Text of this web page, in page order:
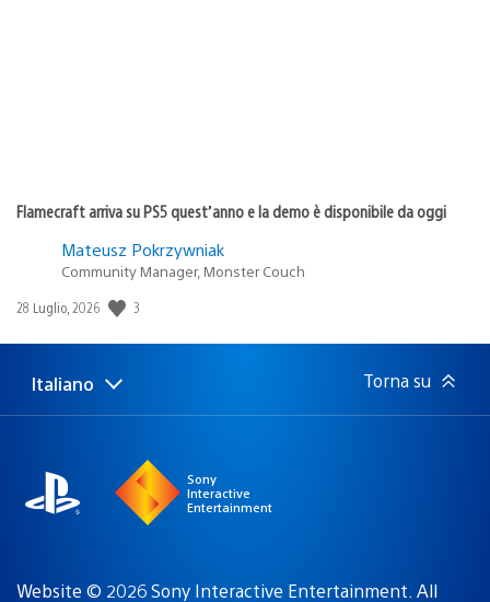
Flamecraft arriva su PS5 quest’anno e la demo è disponibile da oggi
Mateusz Pokrzywniak
Community Manager, Monster Couch
Data
pubblicazione:
28 Luglio, 2026 3
Seleziona
una
Regione
attuale:
Italiano Torna su
Sony
Interactive
Entertainment
Website © 2026 Sony Interactive Entertainment. All